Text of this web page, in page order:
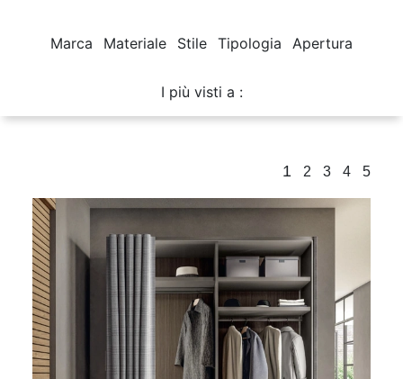
Marca Materiale Stile Tipologia Apertura
I più visti a :
1 2 3 4 5